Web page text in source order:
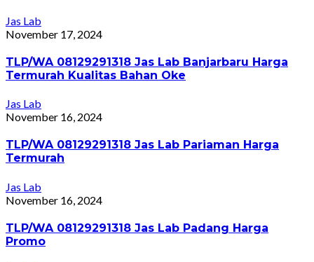
Jas Lab
November 17, 2024
TLP/WA 08129291318 Jas Lab Banjarbaru Harga
Termurah Kualitas Bahan Oke
Jas Lab
November 16, 2024
TLP/WA 08129291318 Jas Lab Pariaman Harga
Termurah
Jas Lab
November 16, 2024
TLP/WA 08129291318 Jas Lab Padang Harga
Promo